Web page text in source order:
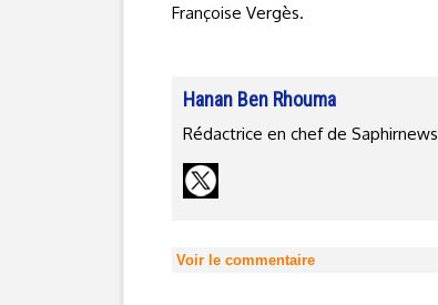
Françoise Vergès.
Hanan Ben Rhouma
Rédactrice en chef de Saphirnews
Voir le commentaire